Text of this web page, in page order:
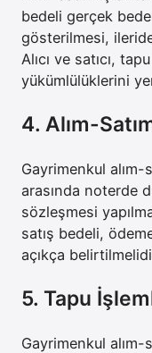
bedeli gerçek
gösterilmesi,
Alıcı ve satıcı,
yükümlülüklerini
4. Alım-
Gayrimenkul alım-
arasında noterde
sözleşmesi
satış bedeli,
açıkça
5. Tapu
Gayrimenkul